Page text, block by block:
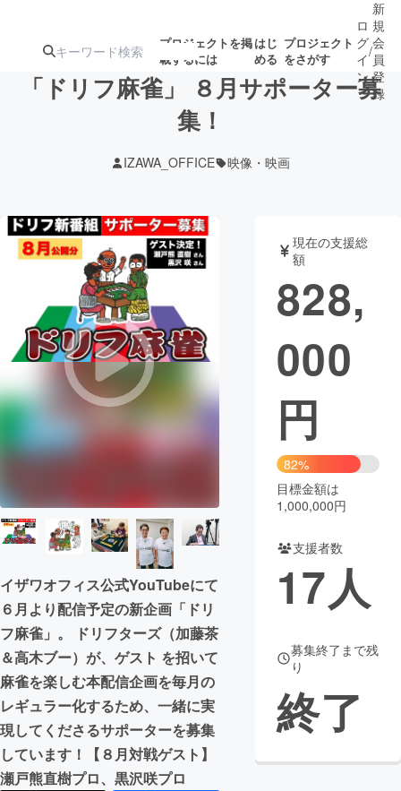
プロジェクトを掲
載するには
はじ
める
プロジェクト
をさがす
ジェクト
募集終了が近いプ
ロジェクト
アート・写真 音楽
テクノロジー・ガジェット ゲーム・サ
映像・映画
ビジネス・起業
まちづくり・地域活性化
CAMPFIRE Creation
CAMPFIREふるさと納税machi-ya コミュニティ
ロ
グ
イ
ン
/
新
規
会
員
登
録
「ドリフ麻雀」 ８月サポーター募
集！
IZAWA_OFFICE 映像・映画
イザワオフィス公式YouTubeにて
６月より配信予定の新企画「ドリ
フ麻雀」。 ドリフターズ（加藤茶
＆高木ブー）が、ゲスト を招いて
麻雀を楽しむ本配信企画を毎月の
レギュラー化するため、一緒に実
現してくださるサポーターを募集
しています！【８月対戦ゲスト】
瀬戸熊直樹プロ、黒沢咲プロ
現在の支援総
額
828,
000
円
82%
目標金額は
1,000,000円
支援者数
17人
募集終了まで残
り
終了